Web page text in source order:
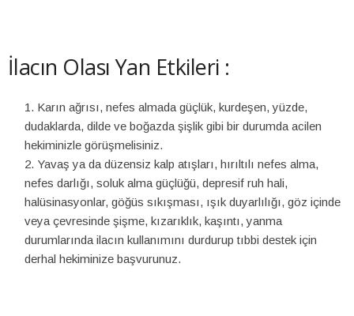
İlacın Olası Yan Etkileri :
Karın ağrısı, nefes almada güçlük, kurdeşen, yüzde,
dudaklarda, dilde ve boğazda şişlik gibi bir durumda acilen
hekiminizle görüşmelisiniz.
Yavaş ya da düzensiz kalp atışları, hırıltılı nefes alma,
nefes darlığı, soluk alma güçlüğü, depresif ruh hali,
halüsinasyonlar, göğüs sıkışması, ışık duyarlılığı, göz içinde
veya çevresinde şişme, kızarıklık, kaşıntı, yanma
durumlarında ilacın kullanımını durdurup tıbbi destek için
derhal hekiminize başvurunuz.